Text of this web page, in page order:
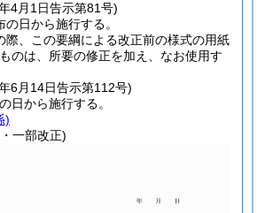
4月1日告示第81号)
日から施行する。
際、この要綱による改正前の様式の用紙
のは、所要の修正を加え、なお使用す
6月14日告示第112号)
日から施行する。
)
一部改正)